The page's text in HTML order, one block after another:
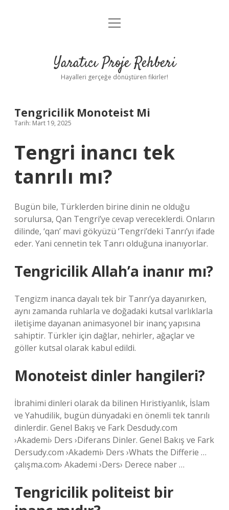
Anasayfa
Yasal Uyarı
menüyü
Yaratıcı Proje Rehberi
Hayalleri gerçeğe dönüştüren fikirler!
Tengricilik Monoteist Mi
Tarih: Mart 19, 2025
Tengri inancı tek
tanrılı mı?
Bugün bile, Türklerden birine dinin ne olduğu
sorulursa, Qan Tengri’ye cevap vereceklerdi. Onların
dilinde, ‘qan’ mavi gökyüzü ‘Tengri’deki Tanrı’yı ​​ifade
eder. Yani cennetin tek Tanrı olduğuna inanıyorlar.
Tengricilik Allah’a inanır mı?
Tengizm inanca dayalı tek bir Tanrı’ya dayanırken,
aynı zamanda ruhlarla ve doğadaki kutsal varlıklarla
iletişime dayanan animasyonel bir inanç yapısına
sahiptir. Türkler için dağlar, nehirler, ağaçlar ve
göller kutsal olarak kabul edildi.
Monoteist dinler hangileri?
İbrahimi dinleri olarak da bilinen Hıristiyanlık, İslam
ve Yahudilik, bugün dünyadaki en önemli tek tanrılı
dinlerdir. Genel Bakış ve Fark Desdudy.com
›Akademi› Ders ›Diferans Dinler. Genel Bakış ve Fark
Dersudy.com ›Akademi› Ders ›Whats the Differie …
çalışma.com› Akademi ›Ders› Derece naber …
Tengricilik politeist bir